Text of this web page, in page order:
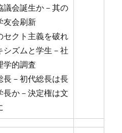
議会誕生か－其の
友会刷新
セクト主義を破れ
シズムと学生－社
学的調査
長－初代総長は長
長か－決定権は文